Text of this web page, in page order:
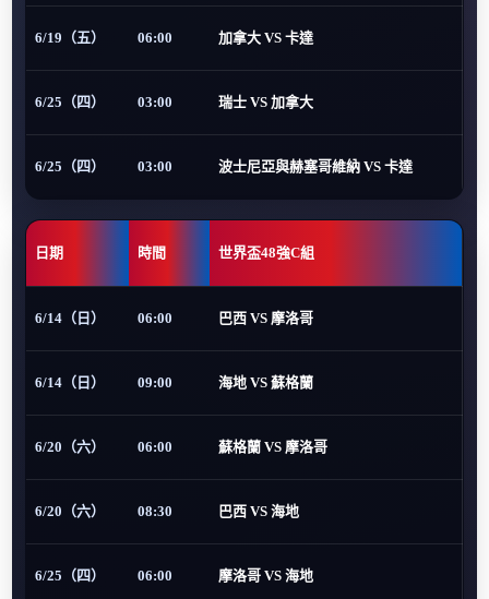
6/19（五） 06:00 加拿大 VS 卡達
6/25（四） 03:00 瑞士 VS 加拿大
6/25（四） 03:00 波士尼亞與赫塞哥維納 VS 卡達
日期 時間 世界盃48強C組
6/14（日） 06:00 巴西 VS 摩洛哥
6/14（日） 09:00 海地 VS 蘇格蘭
6/20（六） 06:00 蘇格蘭 VS 摩洛哥
6/20（六） 08:30 巴西 VS 海地
6/25（四） 06:00 摩洛哥 VS 海地